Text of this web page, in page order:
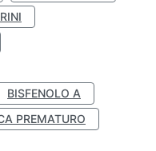
BISFENOLO A
PREMATURO